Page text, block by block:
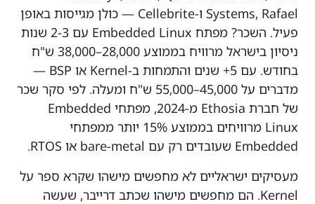
Systems, Rafael ו-Cellebrite — כולן מגייסות באופן
פעיל. השכר? מפתח Embedded Linux עם 2-3 שנות
ניסיון בישראל מרוויח בממוצע 28,000–38,000 ש"ח
בחודש. עם 5+ שנים והתמחות ב-Kernel או BSP —
מדברים על 45,000–55,000 ש"ח ומעלה. לפי סקר שכר
של חברת Ethosia מ-2024, מפתחי Embedded
Linux מרוויחים בממוצע 15% יותר ממפתחי
Embedded שעובדים רק עם bare-metal או RTOS.
מעסיקים ישראליים לא מחפשים מישהו שקרא ספר על
Kernel. הם מחפשים מישהו שכתב דרייבר, שעשה